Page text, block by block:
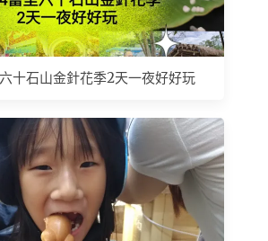
十石山金針花季2天一夜好好玩